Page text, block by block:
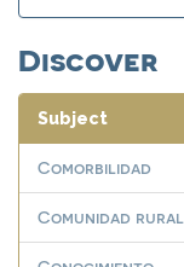
Discover
Subject
Comorbilidad
Comunidad rural